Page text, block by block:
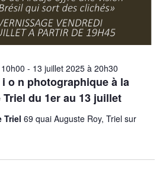
o n photographique à la
Triel du 1er au 13 juillet
- 13 juillet 2025 à 20h30
Triel 69 quai Auguste Roy, Triel sur